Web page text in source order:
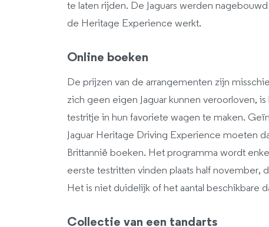
te laten rijden. De Jaguars werden
de Heritage Experience werkt.
Online boeken
De prijzen van de arrangementen zijn
zich geen eigen Jaguar kunnen veroorloven,
testritje in hun favoriete wagen te maken.
Jaguar Heritage Driving Experience moeten
Brittannië boeken. Het programma wordt
eerste testritten vinden plaats half november,
Het is niet duidelijk of het aantal beschikbare
Collectie van een tandarts